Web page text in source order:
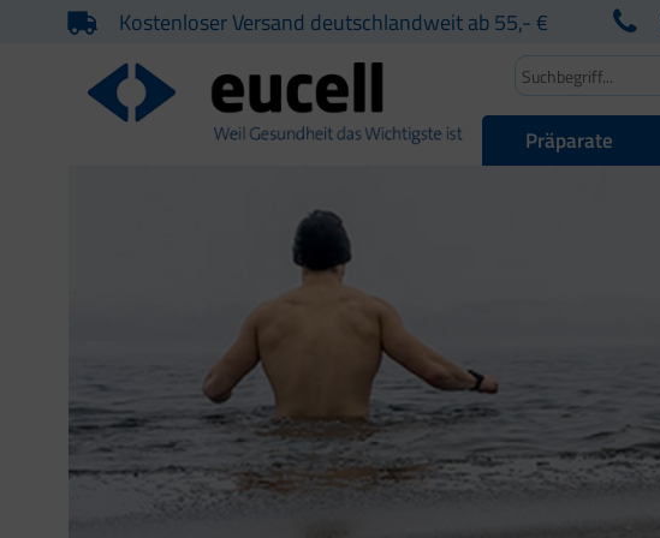
Kostenloser Versand deutschlandweit ab 55,- €
Präparate